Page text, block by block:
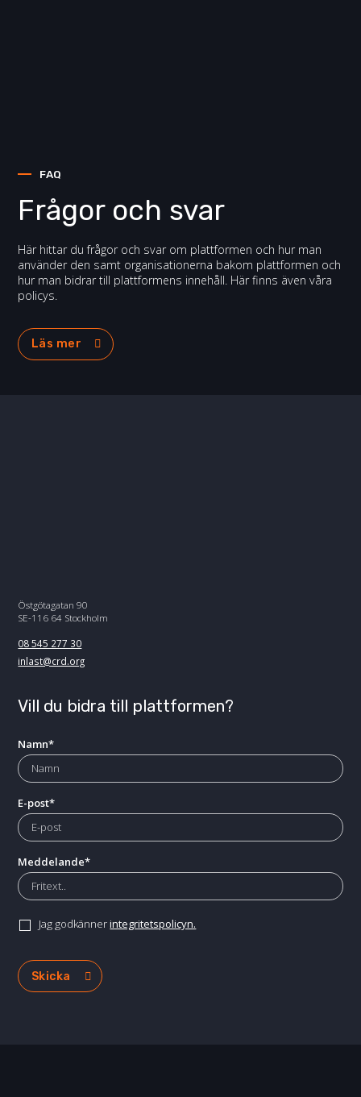
FAQ
Frågor och svar
Här hittar du frågor och svar om plattformen och hur man
använder den samt organisationerna bakom plattformen och
hur man bidrar till plattformens innehåll. Här finns även våra
policys.
Läs mer
Östgötagatan 90
SE-116 64 Stockholm
08 545 277 30
inlast@crd.org
Vill du bidra till plattformen?
Namn*
E-post*
Meddelande*
Jag godkännerintegritetspolicyn.